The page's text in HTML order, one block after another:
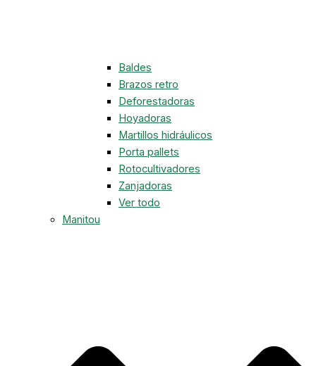
Baldes
Brazos retro
Deforestadoras
Hoyadoras
Martillos hidráulicos
Porta pallets
Rotocultivadores
Zanjadoras
Ver todo
Manitou